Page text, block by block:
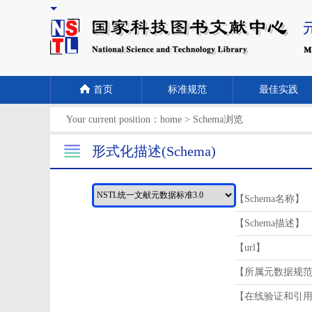
首页 标准规范 最佳实践
Your current position： home > Schema浏览
形式化描述(Schema)
【Schema名称】
【Schema描述】
【url】
【所属元数据规
【在线验证和引